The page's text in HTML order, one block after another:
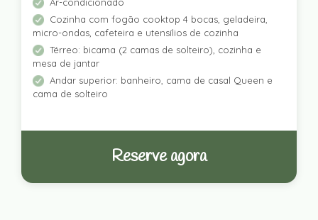
Cozinha com fogão cooktop 4 bocas, geladeira,
micro-ondas, cafeteira e utensílios de cozinha
Térreo: bicama (2 camas de solteiro), cozinha e
mesa de jantar
Andar superior: banheiro, cama de casal Queen e
cama de solteiro
Reserve agora